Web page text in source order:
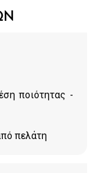
ποιότητας -
πελάτη